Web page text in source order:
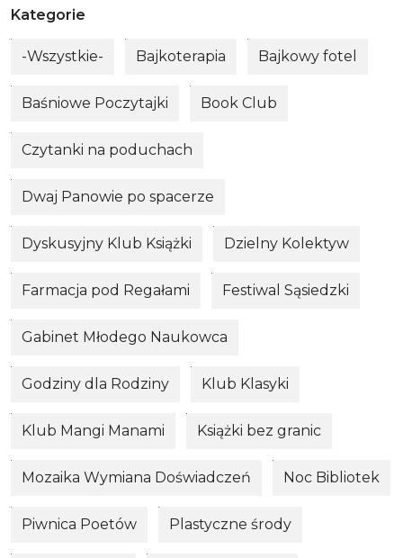
Kategorie
-Wszystkie- Bajkoterapia Bajkowy fotel
Baśniowe Poczytajki Book Club
Czytanki na poduchach
Dwaj Panowie po spacerze
Dyskusyjny Klub Książki Dzielny Kolektyw
Farmacja pod Regałami Festiwal Sąsiedzki
Gabinet Młodego Naukowca
Godziny dla Rodziny Klub Klasyki
Klub Mangi Manami Książki bez granic
Mozaika Wymiana Doświadczeń Noc Bibliotek
Piwnica Poetów Plastyczne środy